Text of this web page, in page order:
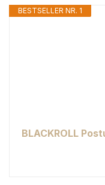
BESTSELLER NR. 1
BLACKROLL